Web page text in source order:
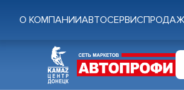
О КОМПАНИИАВТОСЕРВИС